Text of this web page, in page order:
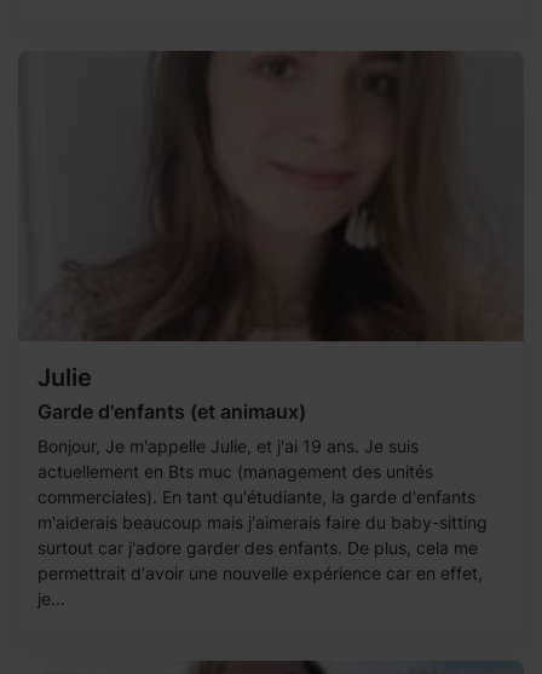
Julie
Garde d'enfants (et animaux)
Bonjour, Je m'appelle Julie, et j'ai 19 ans. Je suis
actuellement en Bts muc (management des unités
commerciales). En tant qu'étudiante, la garde d'enfants
m'aiderais beaucoup mais j'aimerais faire du baby-sitting
surtout car j'adore garder des enfants. De plus, cela me
permettrait d'avoir une nouvelle expérience car en effet,
je...